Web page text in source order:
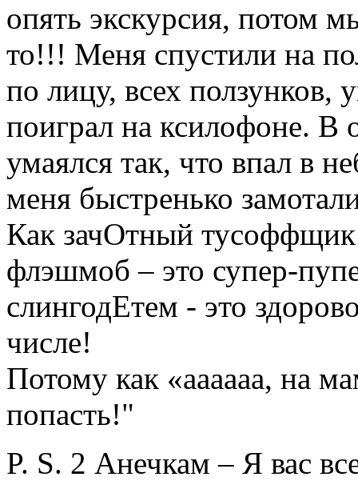
опять экскурсия, потом
то!!! Меня спустили на
по лицу, всех ползунков,
поиграл на ксилофоне. В
умаялся так, что впал в
меня быстренько
Как зачОтный тусоффщик
флэшмоб – это супер-
слингодЕтем - это
числе!
Потому как «аааааа, на
попасть!"
P. S. 2 Анечкам – Я вас